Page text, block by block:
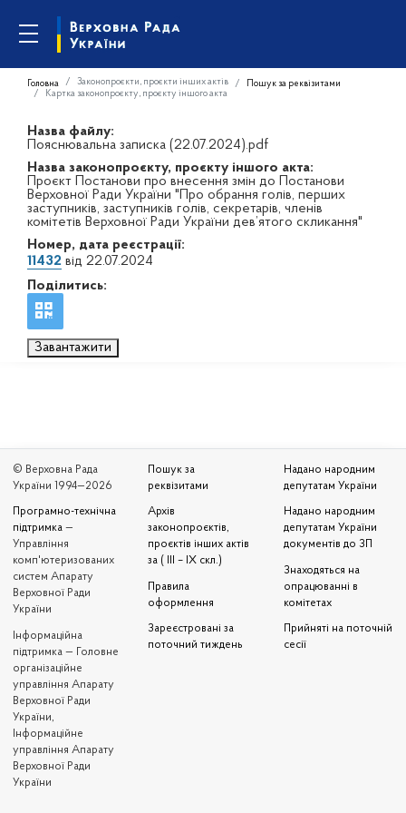
Головна Законопроєкти, проєкти інших актів
Пошук за реквізитами
Картка законопроєкту, проєкту іншого акта
Назва файлу:
Пояснювальна записка (22.07.2024).pdf
Назва законопроєкту, проєкту іншого акта:
Проєкт Постанови про внесення змін до Постанови
Верховної Ради України "Про обрання голів, перших
заступників, заступників голів, секретарів, членів
комітетів Верховної Ради України дев’ятого скликання"
Номер, дата реєстрації:
11432 від 22.07.2024
Поділитись:
Завантажити
© Верховна Рада
України 1994—2026
Програмно-технічна
підтримка —
Управління
комп'ютеризованих
систем Апарату
Верховної Ради
України
Iнформаційна
підтримка — Головне
організаційне
управління Апарату
Верховної Ради
України,
Інформаційне
управління Апарату
Верховної Ради
України
Пошук за
реквізитами
Архів
законопроєктів,
проєктів інших актів
за ( III – IX скл.)
Правила
оформлення
Зареєстровані за
поточний тиждень
Надано народним
депутатам України
Надано народним
депутатам України
документів до ЗП
Знаходяться на
опрацюванні в
комітетах
Прийняті на поточній
сесії